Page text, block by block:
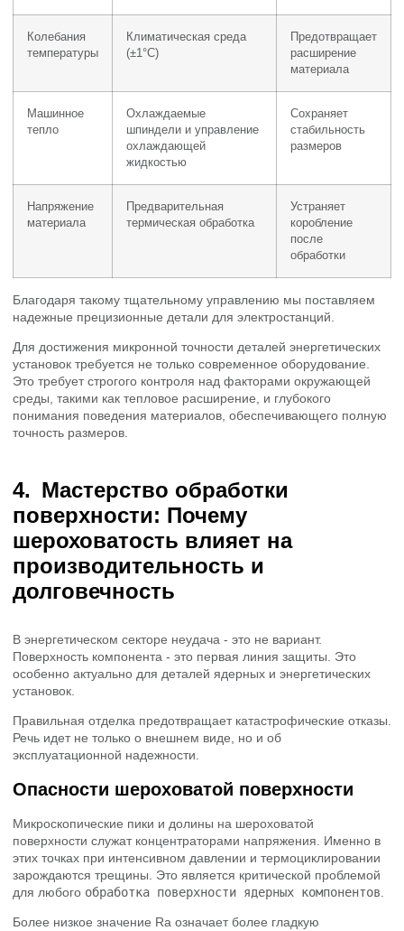
Колебания
температуры
Климатическая среда
(±1°C)
Предотвращает
расширение
материала
Машинное
тепло
Охлаждаемые
шпиндели и управление
охлаждающей
жидкостью
Сохраняет
стабильность
размеров
Напряжение
материала
Предварительная
термическая обработка
Устраняет
коробление
после
обработки
Благодаря такому тщательному управлению мы поставляем
надежные прецизионные детали для электростанций.
Для достижения микронной точности деталей энергетических
установок требуется не только современное оборудование.
Это требует строгого контроля над факторами окружающей
среды, такими как тепловое расширение, и глубокого
понимания поведения материалов, обеспечивающего полную
точность размеров.
Мастерство обработки
поверхности: Почему
шероховатость влияет на
производительность и
долговечность
В энергетическом секторе неудача - это не вариант.
Поверхность компонента - это первая линия защиты. Это
особенно актуально для деталей ядерных и энергетических
установок.
Правильная отделка предотвращает катастрофические отказы.
Речь идет не только о внешнем виде, но и об
эксплуатационной надежности.
Опасности шероховатой поверхности
Микроскопические пики и долины на шероховатой
поверхности служат концентраторами напряжения. Именно в
этих точках при интенсивном давлении и термоциклировании
зарождаются трещины. Это является критической проблемой
для любого обработка поверхности ядерных компонентов
Более низкое значение Ra означает более гладкую